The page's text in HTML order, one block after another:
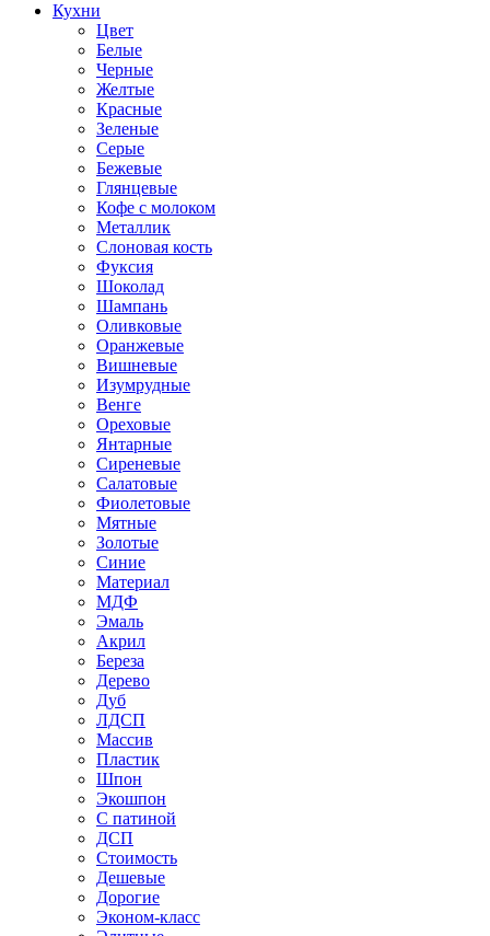
Кухни
Цвет
Белые
Черные
Желтые
Красные
Зеленые
Серые
Бежевые
Глянцевые
Кофе с молоком
Металлик
Слоновая кость
Фуксия
Шоколад
Шампань
Оливковые
Оранжевые
Вишневые
Изумрудные
Венге
Ореховые
Янтарные
Сиреневые
Салатовые
Фиолетовые
Мятные
Золотые
Синие
Материал
МДФ
Эмаль
Акрил
Береза
Дерево
Дуб
ЛДСП
Массив
Пластик
Шпон
Экошпон
С патиной
ДСП
Стоимость
Дешевые
Дорогие
Эконом-класс